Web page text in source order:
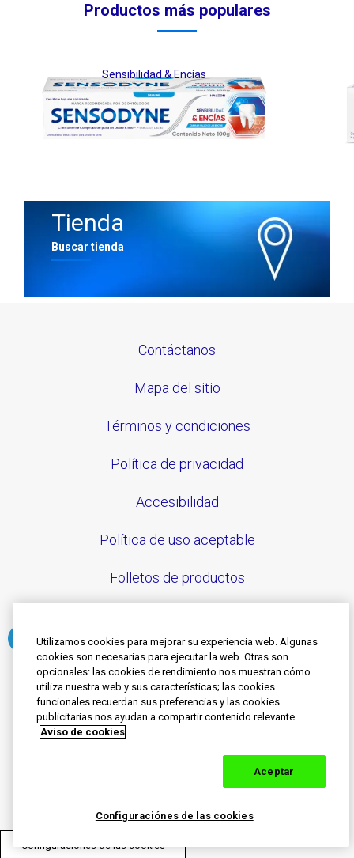
Productos más populares
Sensibilidad & Encías
Tienda
Buscar tienda
Contáctanos
Mapa del sitio
Términos y condiciones
Política de privacidad
Accesibilidad
Política de uso aceptable
Folletos de productos
Síguenos
© 2020-2023 Grupo de empresas Haleon. Todos los
derechos reservados.
de este sitio está destinado solo para las audiencias
PM-CO-SENO-21-00036
Configuraciónes de las cookies
Utilizamos cookies para mejorar su experiencia web. Algunas
cookies son necesarias para ejecutar la web. Otras son
opcionales: las cookies de rendimiento nos muestran cómo
utiliza nuestra web y sus características; las cookies
funcionales recuerdan sus preferencias y las cookies
publicitarias nos ayudan a compartir contenido relevante.
Aviso de cookies
Aceptar
Configuraciónes de las cookies